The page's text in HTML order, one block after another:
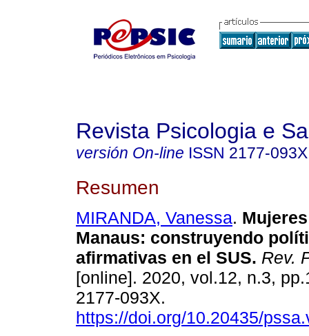
Revista Psicologia e
versión On-line ISSN 2177-093X
Resumen
MIRANDA, Vanessa.
Manaus: construyendo
afirmativas en el SUS. Rev.
[online]. 2020, vol.12, n.3,
2177-093X.
https://doi.org/10.20435/